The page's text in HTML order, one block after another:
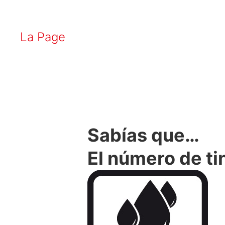
La Page
Sabías que…
El número de